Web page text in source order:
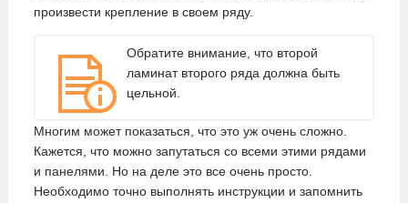
произвести крепление в своем ряду.
Обратите внимание, что второй
ламинат второго ряда должна быть
цельной.
Многим может показаться, что это уж очень сложно.
Кажется, что можно запутаться со всеми этими рядами
и панелями. Но на деле это все очень просто.
Необходимо точно выполнять инструкции и запомнить